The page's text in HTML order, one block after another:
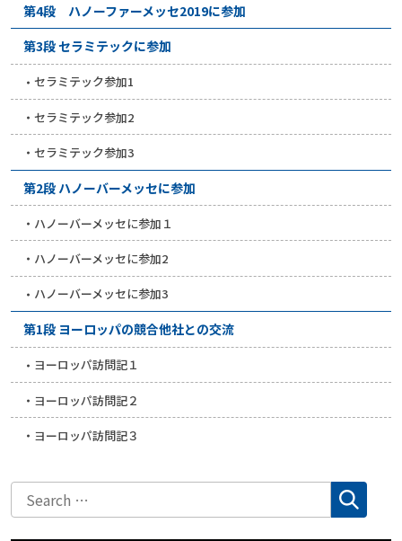
第4段 ハノーファーメッセ2019に参加
第3段 セラミテックに参加
セラミテック参加1
セラミテック参加2
セラミテック参加3
第2段 ハノーバーメッセに参加
ハノーバーメッセに参加１
ハノーバーメッセに参加2
ハノーバーメッセに参加3
第1段 ヨーロッパの競合他社との交流
ヨーロッパ訪問記１
ヨーロッパ訪問記２
ヨーロッパ訪問記３